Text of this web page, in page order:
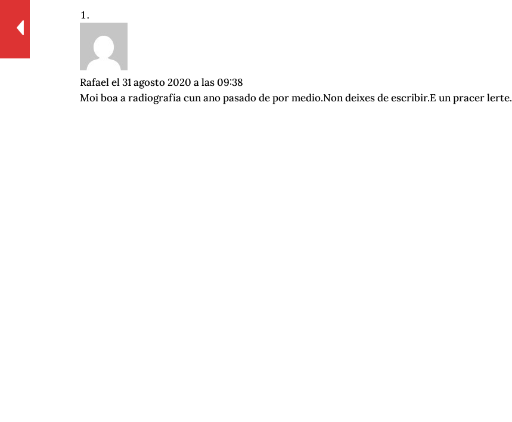
Rafael el 31 agosto 2020 a las 09:38
Moi boa a radiografía cun ano pasado de por medio.Non deixes de escribir.E un pracer lerte.